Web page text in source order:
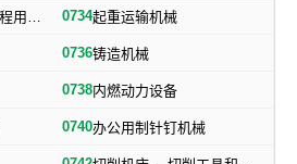
建筑、铁道、土木工程用机械 0734起重运输机械
0736铸造机械
0738内燃动力设备
0740办公用制针钉机械